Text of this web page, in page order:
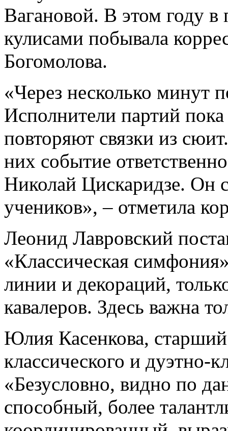
Вагановой. В этом году в
кулисами побывала
Богомолова.
«Через несколько минут
Исполнители партий
повторяют связки из
них событие
Николай Цискаридзе. Он
учеников», – отметила
Леонид Лавровский
«Классическая
линии и декораций,
кавалеров. Здесь важна
Юлия Касенкова,
классического и дуэтно-
«Безусловно, видно по
способный, более